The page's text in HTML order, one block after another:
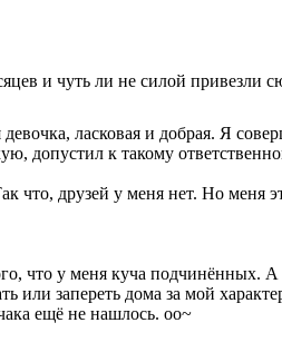
и чуть ли не силой привезли
ласковая и добрая. Я
допустил к такому
что, друзей у меня нет. Но меня
что у меня куча подчинённых. А
или запереть дома за мой
ещё не нашлось. oo~